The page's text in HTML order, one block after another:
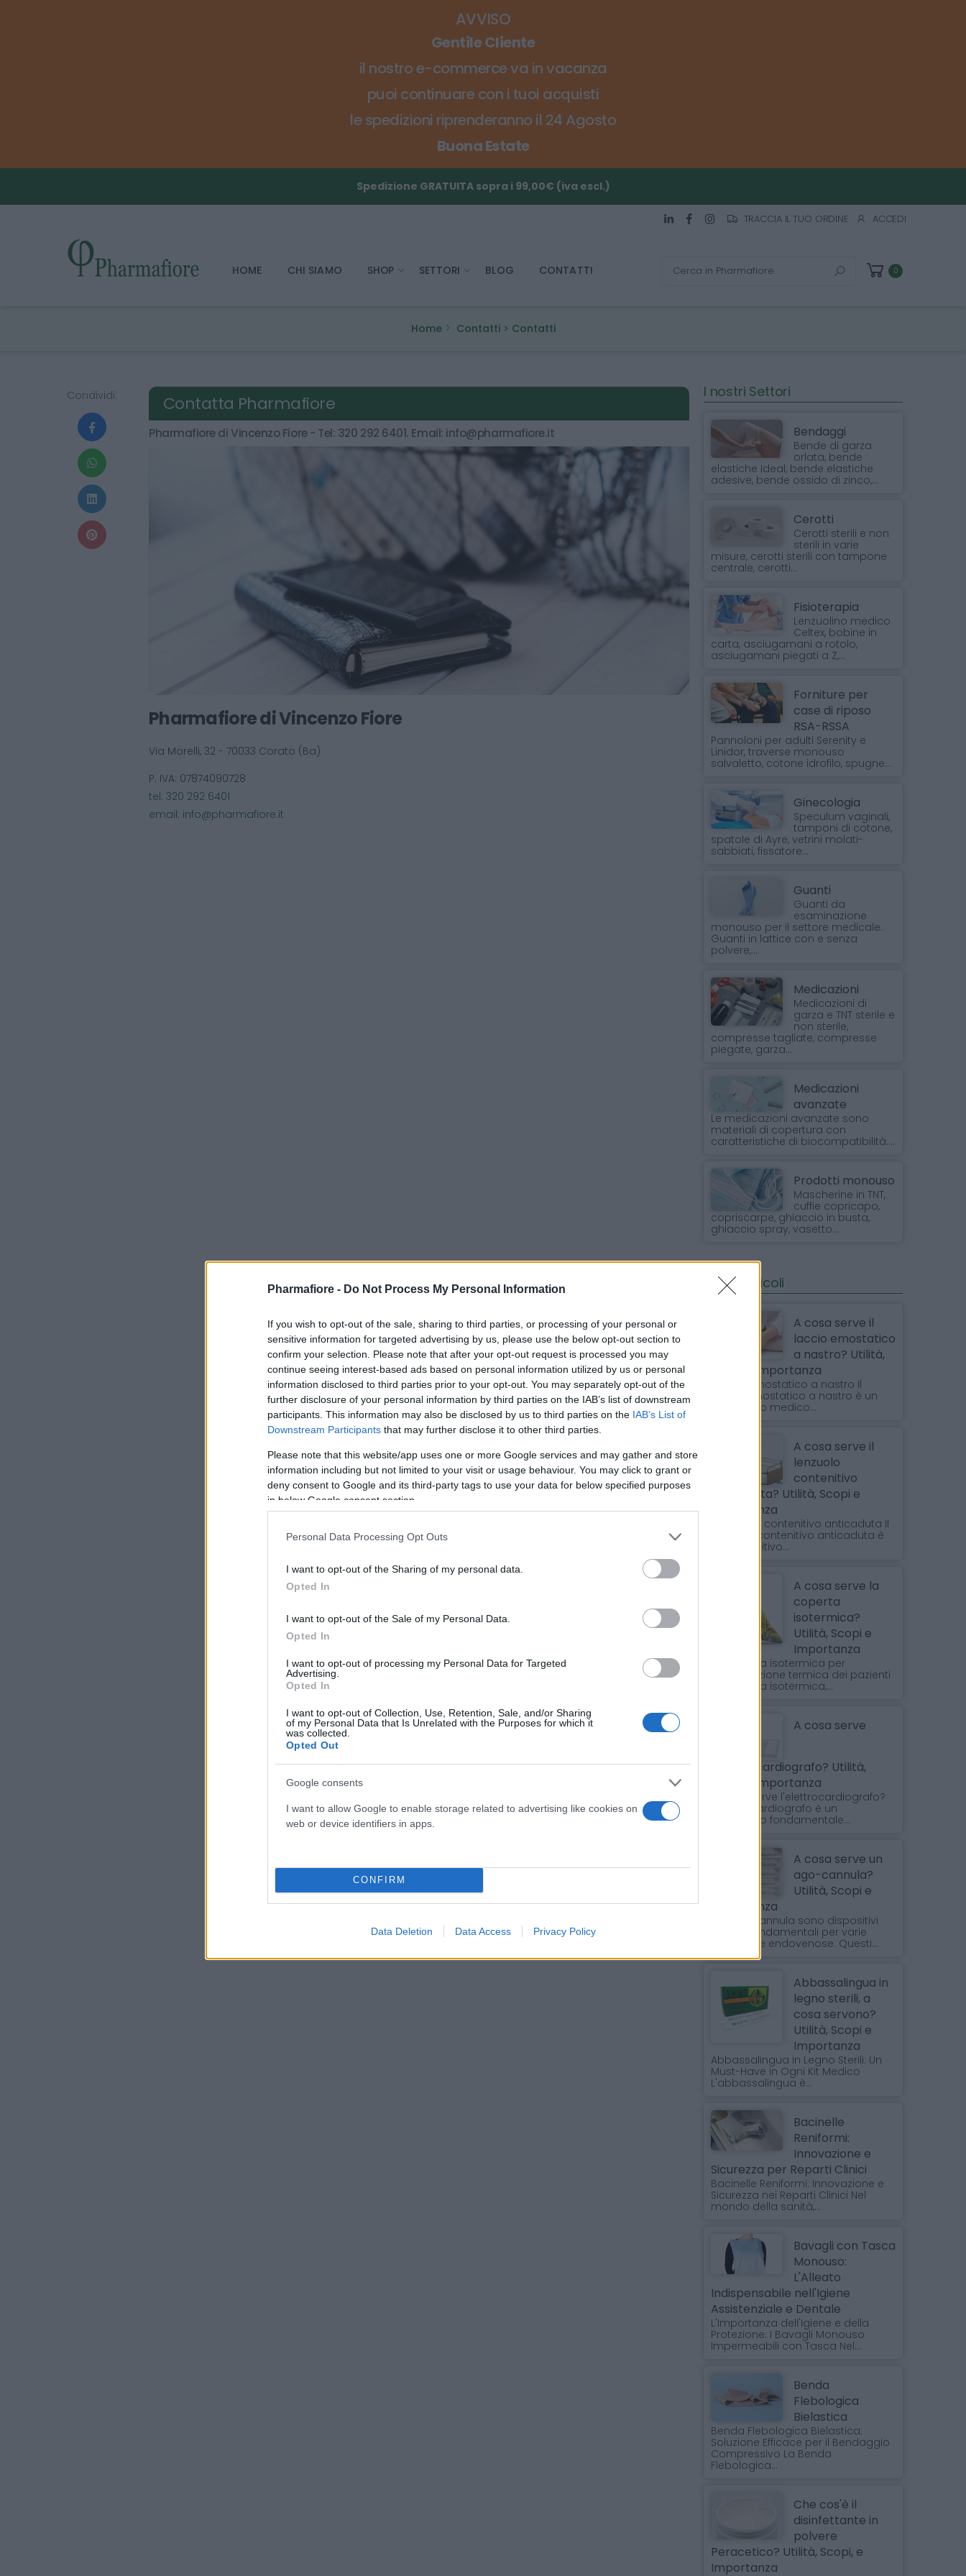
Pharmafiore - Do Not Process My Personal Information
If you wish to opt-out of the sale, sharing to third parties, or processing of your personal or
sensitive information for targeted advertising by us, please use the below opt-out section to
confirm your selection. Please note that after your opt-out request is processed you may
continue seeing interest-based ads based on personal information utilized by us or personal
information disclosed to third parties prior to your opt-out. You may separately opt-out of the
further disclosure of your personal information by third parties on the IAB’s list of downstream
participants. This information may also be disclosed by us to third parties on the IAB’s List of
Downstream Participants that may further disclose it to other third parties.
Please note that this website/app uses one or more Google services and may gather and store
information including but not limited to your visit or usage behaviour. You may click to grant or
deny consent to Google and its third-party tags to use your data for below specified purposes
in below Google consent section.
Personal Data Processing Opt Outs
I want to opt-out of the Sharing of my personal data.
Opted In
I want to opt-out of the Sale of my Personal Data.
Opted In
I want to opt-out of processing my Personal Data for Targeted
Advertising.
Opted In
I want to opt-out of Collection, Use, Retention, Sale, and/or Sharing
of my Personal Data that Is Unrelated with the Purposes for which it
was collected.
Opted Out
Google consents
I want to allow Google to enable storage related to advertising like cookies on
web or device identifiers in apps.
CONFIRM
Data Deletion Data Access Privacy Policy
AVVISO
Gentile Cliente
il nostro e-commerce va in vacanza
puoi continuare con i tuoi acquisti
le spedizioni riprenderanno il 24 Agosto
Buona Estate
Spedizione GRATUITA sopra i 99,00€ (iva escl.)
TRACCIA IL TUO ORDINE ACCEDI
HOME CHI SIAMO SHOP SETTORI BLOG CONTATTI 0
Home Contatti > Contatti
Condividi: Contatta Pharmafiore
Pharmafiore di Vincenzo Fiore - Tel: 320 292 6401. Email: info@pharmafiore.it
Pharmafiore di Vincenzo Fiore
Via Morelli, 32 - 70033 Corato (Ba)
P. IVA: 07874090728
tel: 320 292 6401
email: info@pharmafiore.it
I nostri Settori
Bendaggi
Bende di garza
orlata, bende
elastiche Ideal, bende elastiche
adesive, bende ossido di zinco,...
Cerotti
Cerotti sterili e non
sterili in varie
misure, cerotti sterili con tampone
centrale, cerotti...
Fisioterapia
Lenzuolino medico
Celtex, bobine in
carta, asciugamani a rotolo,
asciugamani piegati a Z,...
Forniture per
case di riposo
RSA-RSSA
Pannoloni per adulti Serenity e
Linidor, traverse monouso
salvaletto, cotone idrofilo, spugne...
Ginecologia
Speculum vaginali,
tamponi di cotone,
spatole di Ayre, vetrini molati-
sabbiati, fissatore...
Guanti
Guanti da
esaminazione
monouso per il settore medicale.
Guanti in lattice con e senza
polvere,...
Medicazioni
Medicazioni di
garza e TNT sterile e
non sterile,
compresse tagliate, compresse
piegate, garza...
Medicazioni
avanzate
Le medicazioni avanzate sono
materiali di copertura con
caratteristiche di biocompatibilità....
Prodotti monouso
Mascherine in TNT,
cuffie copricapo,
copriscarpe, ghiaccio in busta,
ghiaccio spray, vasetto...
Ultimi articoli
A cosa serve il
laccio emostatico
a nastro? Utilità,
Scopi e Importanza
Laccio emostatico a nastro Il
laccio emostatico a nastro è un
dispositivo medico...
A cosa serve il
lenzuolo
contenitivo
anticaduta? Utilità, Scopi e
Importanza
Il lenzuolo contenitivo anticaduta Il
lenzuolo contenitivo anticaduta è
un dispositivo...
A cosa serve la
coperta
isotermica?
Utilità, Scopi e
Importanza
La coperta isotermica per
stabilizzazione termica dei pazienti
La coperta isotermica,...
A cosa serve
l'elettrocardiografo? Utilità,
Scopi e Importanza
A cosa serve l'elettrocardiografo?
L'elettrocardiografo è un
dispositivo fondamentale...
A cosa serve un
ago-cannula?
Utilità, Scopi e
Importanza
Gli aghi cannula sono dispositivi
medici fondamentali per varie
procedure endovenose. Questi...
Abbassalingua in
legno sterili, a
cosa servono?
Utilità, Scopi e
Importanza
Abbassalingua in Legno Sterili: Un
Must-Have in Ogni Kit Medico
L'abbassalingua è...
Bacinelle
Reniformi:
Innovazione e
Sicurezza per Reparti Clinici
Bacinelle Reniformi: Innovazione e
Sicurezza nei Reparti Clinici Nel
mondo della sanità,...
Bavagli con Tasca
Monouso:
L'Alleato
Indispensabile nell'Igiene
Assistenziale e Dentale
L'Importanza dell'Igiene e della
Protezione: I Bavagli Monouso
Impermeabili con Tasca Nel...
Benda
Flebologica
Bielastica
Benda Flebologica Bielastica:
Soluzione Efficace per il Bendaggio
Compressivo La Benda
Flebologica...
Che cos'è il
disinfettante in
polvere
Peracetico? Utilità, Scopi, e
Importanza